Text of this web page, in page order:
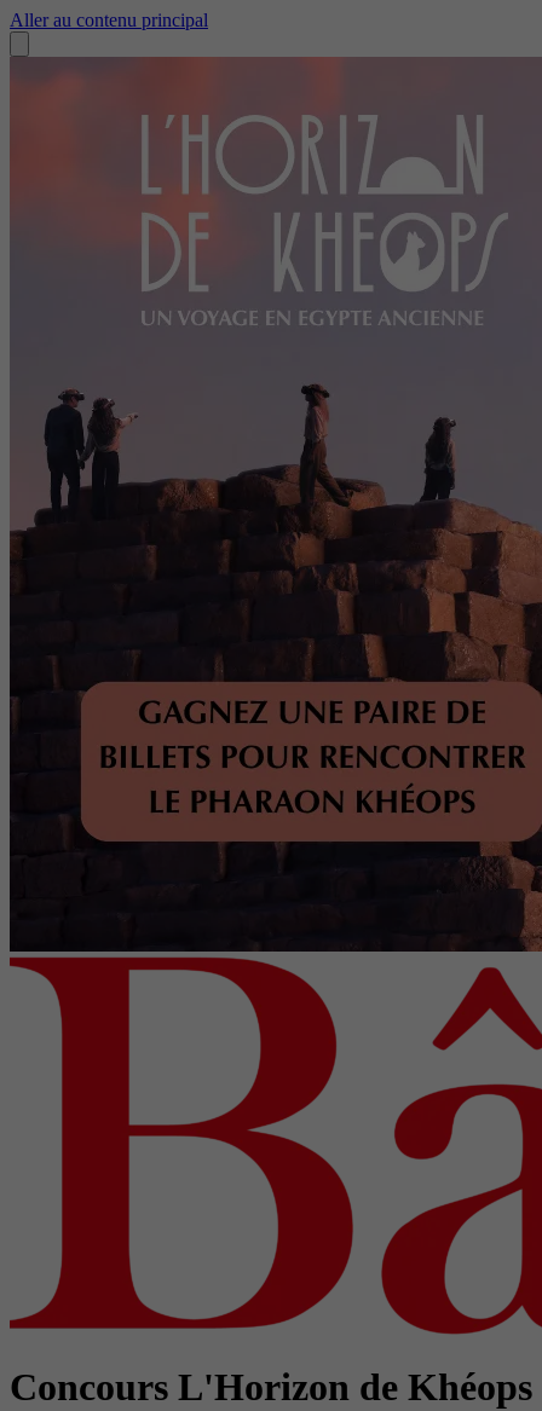
Aller au contenu principal
Concours L'Horizon de Khéops